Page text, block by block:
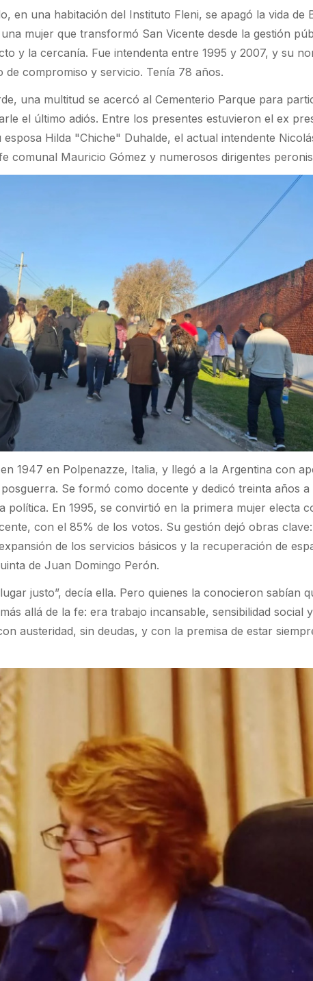
en una habitación del Instituto Fleni, se apagó la vida de
mujer que transformó San Vicente desde la gestión
y la cercanía. Fue intendenta entre 1995 y 2007, y su
de compromiso y servicio. Tenía 78 años.
una multitud se acercó al Cementerio Parque para
el último adiós. Entre los presentes estuvieron el ex
esposa Hilda "Chiche" Duhalde, el actual intendente
comunal Mauricio Gómez y numerosos dirigentes
1947 en Polpenazze, Italia, y llegó a la Argentina con
Se formó como docente y dedicó treinta años a
política. En 1995, se convirtió en la primera mujer electa
con el 85% de los votos. Su gestión dejó obras
de los servicios básicos y la recuperación de
de Juan Domingo Perón.
justo”, decía ella. Pero quienes la conocieron sabían
allá de la fe: era trabajo incansable, sensibilidad social
austeridad, sin deudas, y con la premisa de estar